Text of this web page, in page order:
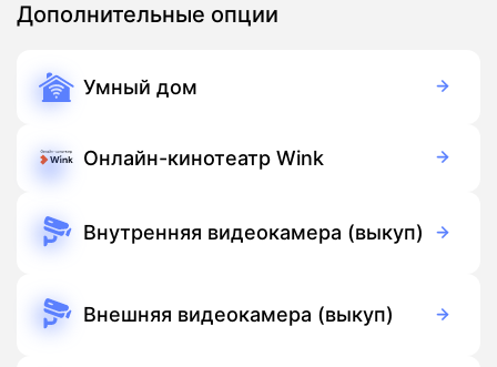
Дополнительные опции
Умный дом
Подписка 900 руб./мес
Онлайн-кинотеатр Wink
Подписка
Внутренняя видеокамера (выкуп)
Подписка
Внешняя видеокамера (выкуп)